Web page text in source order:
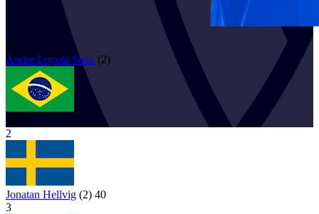
46
Andre Loyola Stein (2)
BRA
2
Jonatan Hellvig (2) 40
3